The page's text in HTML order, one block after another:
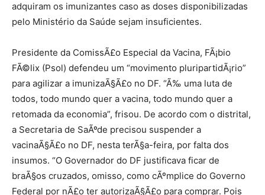
adquiram os imunizantes caso as doses disponibilizadas
pelo Ministério da Saúde sejam insuficientes.
Presidente da ComissÃ£o Especial da Vacina, FÃ¡bio
FÃ©lix (Psol) defendeu um “movimento pluripartidÃ¡rio”
para agilizar a imunizaÃ§Ã£o no DF. “Ã‰ uma luta de
todos, todo mundo quer a vacina, todo mundo quer a
retomada da economia”, frisou. De acordo com o distrital,
a Secretaria de SaÃºde precisou suspender a
vacinaÃ§Ã£o no DF, nesta terÃ§a-feira, por falta dos
insumos. “O Governador do DF justificava ficar de
braÃ§os cruzados, omisso, como cÃºmplice do Governo
Federal por nÃ£o ter autorizaÃ§Ã£o para comprar. Pois